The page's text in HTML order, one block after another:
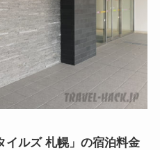
イルズ 札幌」の宿泊料金